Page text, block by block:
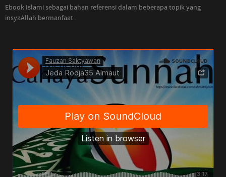
Ebook Islami sebagai bahan referensi dalam beberapa topik yang
insyaAllah bermanfaat.